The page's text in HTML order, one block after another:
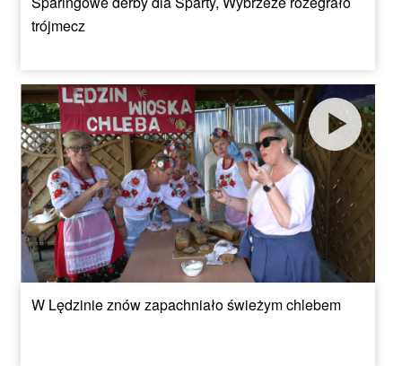
trójmecz
W Lędzinie znów zapachniało świeżym chlebem